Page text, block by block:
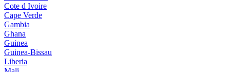
Cote d Ivoire
Cape Verde
Gambia
Ghana
Guinea
Guinea-Bissau
Liberia